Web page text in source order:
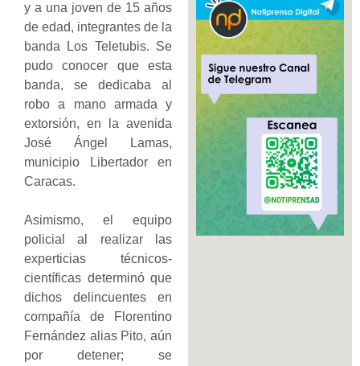
y a una joven de 15 años
de edad, integrantes de la
banda Los Teletubis. Se
pudo conocer que esta
banda, se dedicaba al
robo a mano armada y
extorsión, en la avenida
José Ángel Lamas,
municipio Libertador en
Caracas.
Asimismo, el equipo
policial al realizar las
experticias técnicos-
científicas determinó que
dichos delincuentes en
compañía de Florentino
Fernández alias Pito, aún
por detener; se